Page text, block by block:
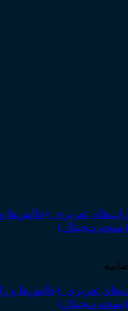
تعزیری (چالش‌ها و
دیجیتال)